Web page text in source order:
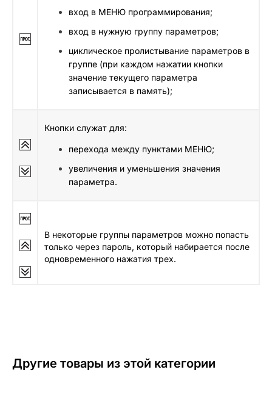
вход в МЕНЮ программирования;
вход в нужную группу параметров;
циклическое пролистывание параметров в
группе (при каждом нажатии кнопки
значение текущего параметра
записывается в память);
Кнопки служат для:
перехода между пунктами МЕНЮ;
увеличения и уменьшения значения
параметра.
В некоторые группы параметров можно попасть
только через пароль, который набирается после
одновременного нажатия трех.
Другие товары из этой категории